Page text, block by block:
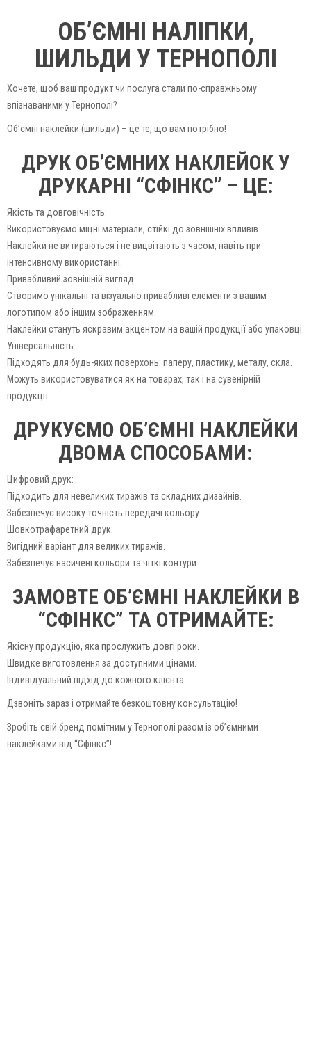
ОБ’ЄМНІ НАЛІПКИ,
ШИЛЬДИ У ТЕРНОПОЛІ
Хочете, щоб ваш продукт чи послуга стали по-справжньому
впізнаваними у Тернополі?
Об’ємні наклейки (шильди) – це те, що вам потрібно!
ДРУК ОБ’ЄМНИХ НАКЛЕЙОК У
ДРУКАРНІ “СФІНКС” – ЦЕ:
Якість та довговічність:
Використовуємо міцні матеріали, стійкі до зовнішніх впливів.
Наклейки не витираються і не вицвітають з часом, навіть при
інтенсивному використанні.
Привабливий зовнішній вигляд:
Створимо унікальні та візуально привабливі елементи з вашим
логотипом або іншим зображенням.
Наклейки стануть яскравим акцентом на вашій продукції або упаковці.
Універсальність:
Підходять для будь-яких поверхонь: паперу, пластику, металу, скла.
Можуть використовуватися як на товарах, так і на сувенірній
продукції.
ДРУКУЄМО ОБ’ЄМНІ НАКЛЕЙКИ
ДВОМА СПОСОБАМИ:
Цифровий друк:
Підходить для невеликих тиражів та складних дизайнів.
Забезпечує високу точність передачі кольору.
Шовкотрафаретний друк:
Вигідний варіант для великих тиражів.
Забезпечує насичені кольори та чіткі контури.
ЗАМОВТЕ ОБ’ЄМНІ НАКЛЕЙКИ В
“СФІНКС” ТА ОТРИМАЙТЕ:
Якісну продукцію, яка прослужить довгі роки.
Швидке виготовлення за доступними цінами.
Індивідуальний підхід до кожного клієнта.
Дзвоніть зараз і отримайте безкоштовну консультацію!
Зробіть свій бренд помітним у Тернополі разом із об’ємними
наклейками від “Сфінкс”!